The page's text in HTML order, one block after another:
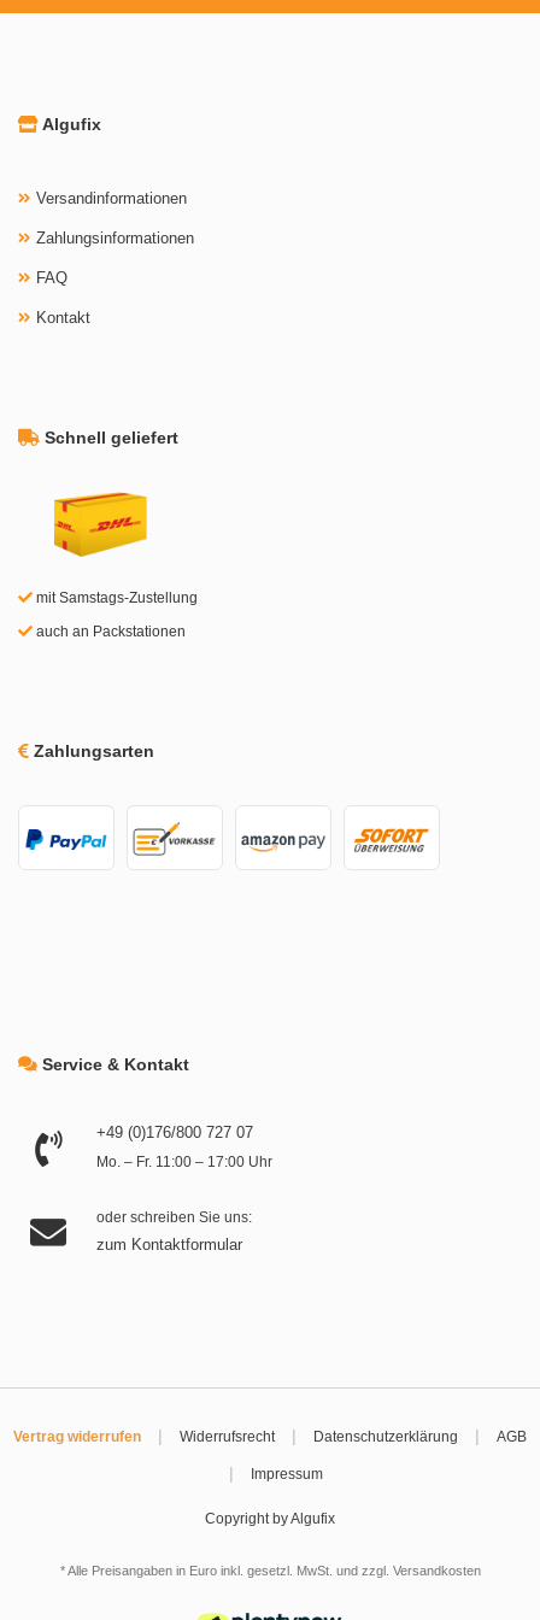
Algufix
Versandinformationen
Zahlungsinformationen
FAQ
Kontakt
Schnell geliefert
mit Samstags-Zustellung
auch an Packstationen
Zahlungsarten
Service & Kontakt
+49 (0)176/800 727 07
Mo. – Fr. 11:00 – 17:00 Uhr
oder schreiben Sie uns:
zum Kontaktformular
Vertrag widerrufen | Widerrufsrecht | Datenschutzerklärung | AGB
| Impressum
Copyright by Algufix
* Alle Preisangaben in Euro inkl. gesetzl. MwSt. und zzgl. Versandkosten